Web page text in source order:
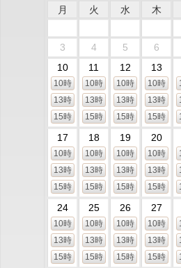
月 火 水 木
3
4 5 6
10
10時
13時
15時
11
10時
13時
15時
12
10時
13時
15時
13
10時
13時
15時
17
10時
13時
15時
18
10時
13時
15時
19
10時
13時
15時
20
10時
13時
15時
24
10時
13時
15時
25
10時
13時
15時
26
10時
13時
15時
27
10時
13時
15時